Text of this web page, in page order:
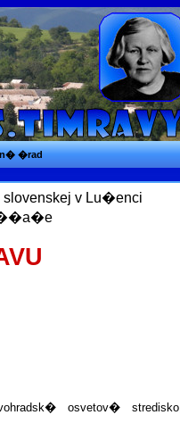
�rad
slovenskej v Lu�enci
osvetov� stredisko,